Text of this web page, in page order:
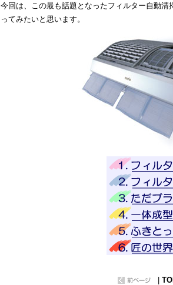
今回は、この最も話題となったフィルター自動
ってみたいと思います。